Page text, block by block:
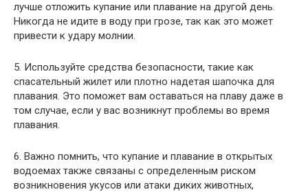
лучше отложить купание или плавание на другой день.
Никогда не идите в воду при грозе, так как это может
привести к удару молнии.
5. Используйте средства безопасности, такие как
спасательный жилет или плотно надетая шапочка для
плавания. Это поможет вам оставаться на плаву даже в
том случае, если у вас возникнут проблемы во время
плавания.
6. Важно помнить, что купание и плавание в открытых
водоемах также связаны с определенным риском
возникновения укусов или атаки диких животных,